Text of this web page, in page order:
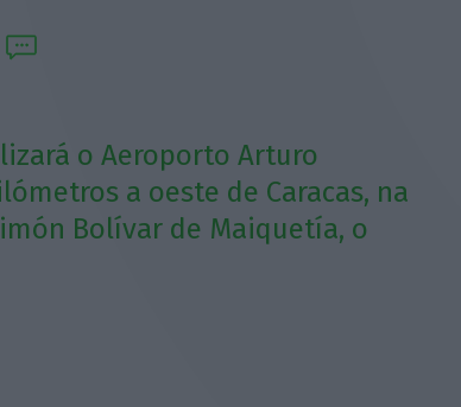
o Aeroporto Arturo
a oeste de Caracas, na
Bolívar de Maiquetía, o